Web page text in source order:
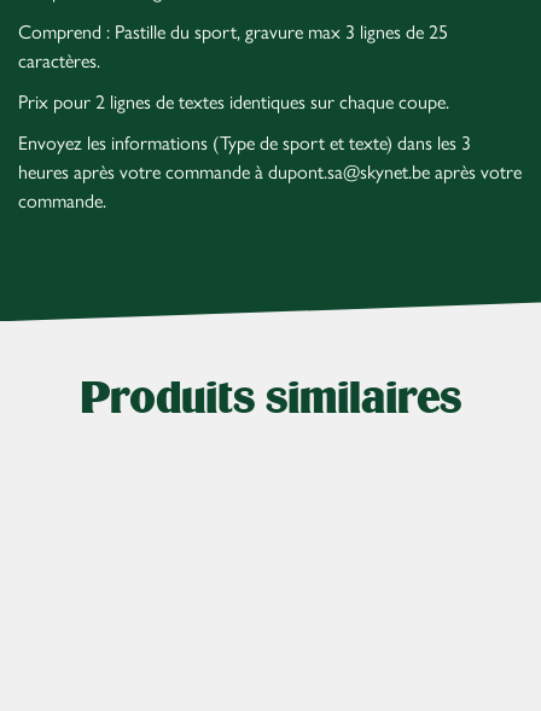
Comprend : Pastille du sport, gravure max 3 lignes de 25
caractères.
Prix pour 2 lignes de textes identiques sur chaque coupe.
Envoyez les informations (Type de sport et texte) dans les 3
heures après votre commande à dupont.sa@skynet.be après votre
commande.
Produits similaires